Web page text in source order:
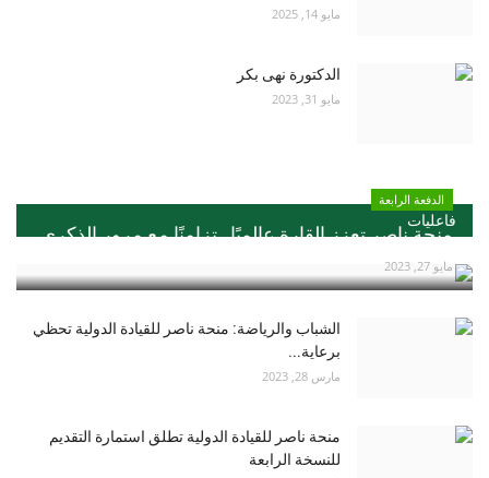
مايو 14, 2025
الدكتورة نهى بكر
مايو 31, 2023
فاعليات
الدفعة الرابعة
منحة ناصر تعزز القارة عالميًا ..تزامنًا مع مرور الذكري...
مايو 27, 2023
الشباب والرياضة: منحة ناصر للقيادة الدولية تحظي
برعاية...
مارس 28, 2023
منحة ناصر للقيادة الدولية تطلق استمارة التقديم
للنسخة الرابعة